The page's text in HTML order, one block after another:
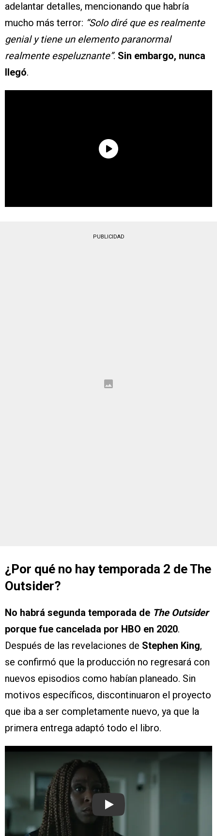
adelantar detalles, mencionando que habría
mucho más terror: “Solo diré que es realmente
genial y tiene un elemento paranormal
realmente espeluznante”. Sin embargo, nunca
llegó.
PUBLICIDAD
¿Por qué no hay temporada 2 de The
Outsider?
No habrá segunda temporada de The Outsider
porque fue cancelada por HBO en 2020.
Después de las revelaciones de Stephen King,
se confirmó que la producción no regresará con
nuevos episodios como habían planeado. Sin
motivos específicos, discontinuaron el proyecto
que iba a ser completamente nuevo, ya que la
primera entrega adaptó todo el libro.
Play